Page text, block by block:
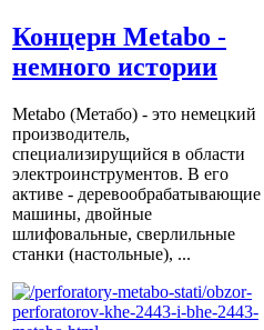
Концерн Metabo -
немного истории
Metabo (Метабо) - это немецкий
производитель,
специализирущийся в области
электроинструментов. В его
активе - деревообрабатывающие
машины, двойные
шлифовальные, сверлильные
станки (настольные), ...